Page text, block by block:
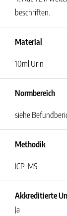
beschriften.
Material
10ml Urin
Normbereich
siehe
Methodik
ICP-MS
Akkreditierte
Ja